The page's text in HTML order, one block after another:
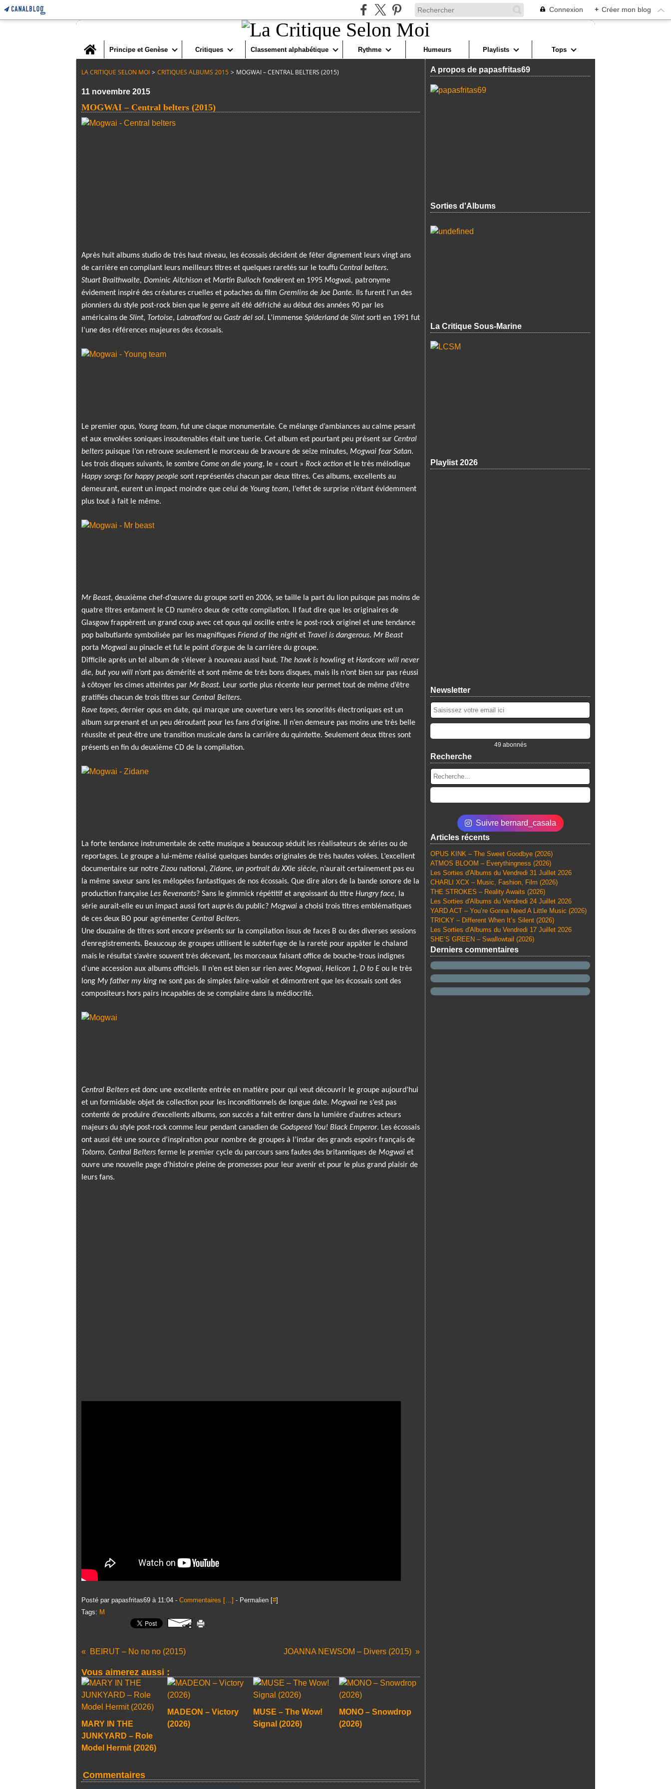
Connexion + Créer mon blog
Home
Principe et Genèse Critiques Classement alphabétique Rythme Humeurs Playlists Tops
LA CRITIQUE SELON MOI > CRITIQUES ALBUMS 2015 > MOGWAI – CENTRAL BELTERS (2015)
11 novembre 2015
MOGWAI – Central belters (2015)
Après huit albums studio de très haut niveau, les écossais décident de fêter dignement leurs vingt ans
de carrière en compilant leurs meilleurs titres et quelques raretés sur le touffu Central belters.
Stuart Braithwaite, Dominic Aitchison et Martin Bulloch fondèrent en 1995 Mogwai, patronyme
évidement inspiré des créatures cruelles et potaches du film Gremlins de Joe Dante. Ils furent l'un des
pionniers du style post-rock bien que le genre ait été défriché au début des années 90 par les
américains de Slint, Tortoise, Labradford ou Gastr del sol. L’immense Spiderland de Slintsorti en 1991 fut
l’une des références majeures des écossais.
Le premier opus, Young team, fut une claque monumentale. Ce mélange d’ambiances au calme pesant
et aux envolées soniques insoutenables était une tuerie. Cet album est pourtant peu présent sur Central
belters puisque l’on retrouve seulement le morceau de bravoure de seize minutes, Mogwai fear Satan.
Les trois disques suivants, le sombre Come on die young, le « court » Rock action et le très mélodique
Happy songs for happy people sont représentés chacun par deux titres. Ces albums, excellents au
demeurant, eurent un impact moindre que celui de Young team, l’effet de surprise n’étant évidemment
plus tout à fait le même.
Mr Beast, deuxième chef-d’œuvre du groupe sorti en 2006, se taille la part du lion puisque pas moins de
quatre titres entament le CD numéro deux de cette compilation. Il faut dire que les originaires de
Glasgow frappèrent un grand coup avec cet opus qui oscille entre le post-rock originel et une tendance
pop balbutiante symbolisée par les magnifiques Friend of the nightet Travel is dangerous. Mr Beast
porta Mogwai au pinacle et fut le point d’orgue de la carrière du groupe.
Difficile après un tel album de s’élever à nouveau aussi haut. The hawk is howling et Hardcore will never
die, but you will n’ont pas démérité et sont même de très bons disques, mais ils n’ont bien sur pas réussi
à côtoyer les cimes atteintes par Mr Beast. Leur sortie plus récente leur permet tout de même d’être
gratifiés chacun de trois titres sur Central Belters.
Rave tapes, dernier opus en date, qui marque une ouverture vers les sonorités électroniques est un
album surprenant et un peu déroutant pour les fans d’origine. Il n’en demeure pas moins une très belle
réussite et peut-être une transition musicale dans la carrière du quintette. Seulement deux titres sont
présents en fin du deuxième CD de la compilation.
La forte tendance instrumentale de cette musique a beaucoup séduit les réalisateurs de séries ou de
reportages. Le groupe a lui-même réalisé quelques bandes originales de très hautes volées. L’excellent
documentaire sur notre Zizou national, Zidane, un portrait du XXIe siècle, n’aurait certainement pas eu
la même saveur sans les mélopées fantastiques de nos écossais. Que dire alors de la bande sonore de la
production française Les Revenants? Sans le gimmick répétitif et angoissant du titre Hungry face, la
série aurait-elle eu un impact aussi fort auprès du public? Mogwai a choisi trois titres emblématiques
de ces deux BO pour agrémenter Central Belters.
Une douzaine de titres sont encore présents sur la compilation issus de faces B ou des diverses sessions
d’enregistrements. Beaucoup de groupes utilisent le subterfuge de la rareté pour appâter le chaland
mais le résultat s’avère souvent très décevant, les morceaux faisant office de bouche-trous indignes
d’une accession aux albums officiels. Il n’en est bien sur rien avec Mogwai, Helicon 1, D to E ou le très
long My father my king ne sont pas de simples faire-valoir et démontrent que les écossais sont des
compositeurs hors pairs incapables de se complaire dans la médiocrité.
Central Belters est donc une excellente entrée en matière pour qui veut découvrir le groupe aujourd’hui
et un formidable objet de collection pour les inconditionnels de longue date. Mogwai ne s’est pas
contenté de produire d’excellents albums, son succès a fait entrer dans la lumière d’autres acteurs
majeurs du style post-rock comme leur pendant canadien de Godspeed You! Black Emperor. Les écossais
ont aussi été une source d’inspiration pour nombre de groupes à l’instar des grands espoirs français de
Totorro. Central Belters ferme le premier cycle du parcours sans fautes des britanniques de Mogwai et
ouvre une nouvelle page d’histoire pleine de promesses pour leur avenir et pour le plus grand plaisir de
leurs fans.
Posté par papasfritas69 à 11:04 - Commentaires […] - Permalien [#]
Tags: M
BEIRUT – No no no (2015) JOANNA NEWSOM – Divers (2015)
Vous aimerez aussi :
MARY IN THE
JUNKYARD – Role
Model Hermit (2026)
MADEON – Victory
(2026)
MUSE – The Wow!
Signal (2026)
MONO – Snowdrop
(2026)
Commentaires
A propos de papasfritas69
Sorties d'Albums
La Critique Sous-Marine
Playlist 2026
Newsletter
49 abonnés
Recherche
Suivre bernard_casala
Articles récents
OPUS KINK – The Sweet Goodbye (2026)
ATMOS BLOOM – Everythingness (2026)
Les Sorties d'Albums du Vendredi 31 Juillet 2026
CHARLI XCX – Music, Fashion, Film (2026)
THE STROKES – Reality Awaits (2026)
Les Sorties d'Albums du Vendredi 24 Juillet 2026
YARD ACT – You’re Gonna Need A Little Music (2026)
TRICKY – Different When It’s Silent (2026)
Les Sorties d'Albums du Vendredi 17 Juillet 2026
SHE’S GREEN – Swallowtail (2026)
Derniers commentaires